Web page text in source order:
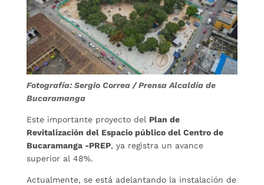
Fotografía: Sergio Correa / Prensa Alcaldía de
Bucaramanga
Este importante proyecto del Plan de
Revitalización del Espacio público del Centro de
Bucaramanga -PREP, ya registra un avance
superior al 48%.
Actualmente, se está adelantando la instalación de